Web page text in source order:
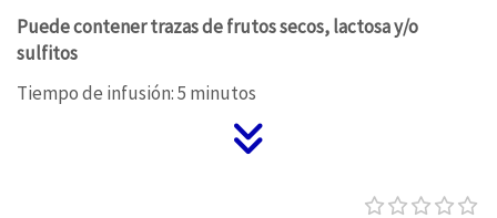
Puede contener trazas de frutos secos, lactosa y/o
sulfitos
Tiempo de infusión: 5 minutos